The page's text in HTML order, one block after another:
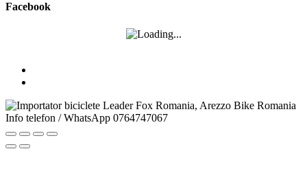
Facebook
Info telefon / WhatsApp 0764747067